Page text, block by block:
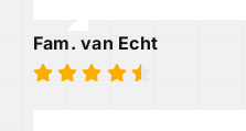
Fam. van Echt